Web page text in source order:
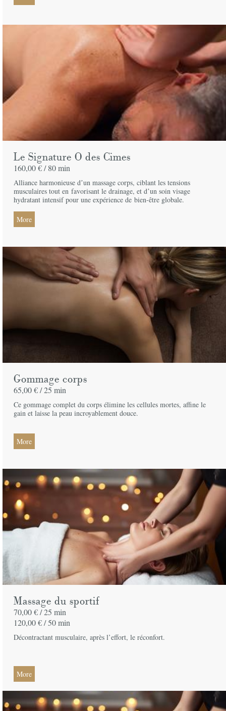
Le Signature O des Cimes
160,00 € /80 min
Alliance harmonieuse dʼun massage corps, ciblant les tensions
musculaires tout enfavorisant le drainage, et dʼun soin visage
hydratant intensif pour une expérience debien-être globale.
More
Gommage corps
65,00 € /25 min
Ce gommage complet du corps élimine les cellules mortes, affine le
gain et laisse la peau incroyablement douce.
More
Massage du sportif
70,00 € /25 min
120,00 € /50 min
Décontractant musculaire, après l’effort, le réconfort.
More